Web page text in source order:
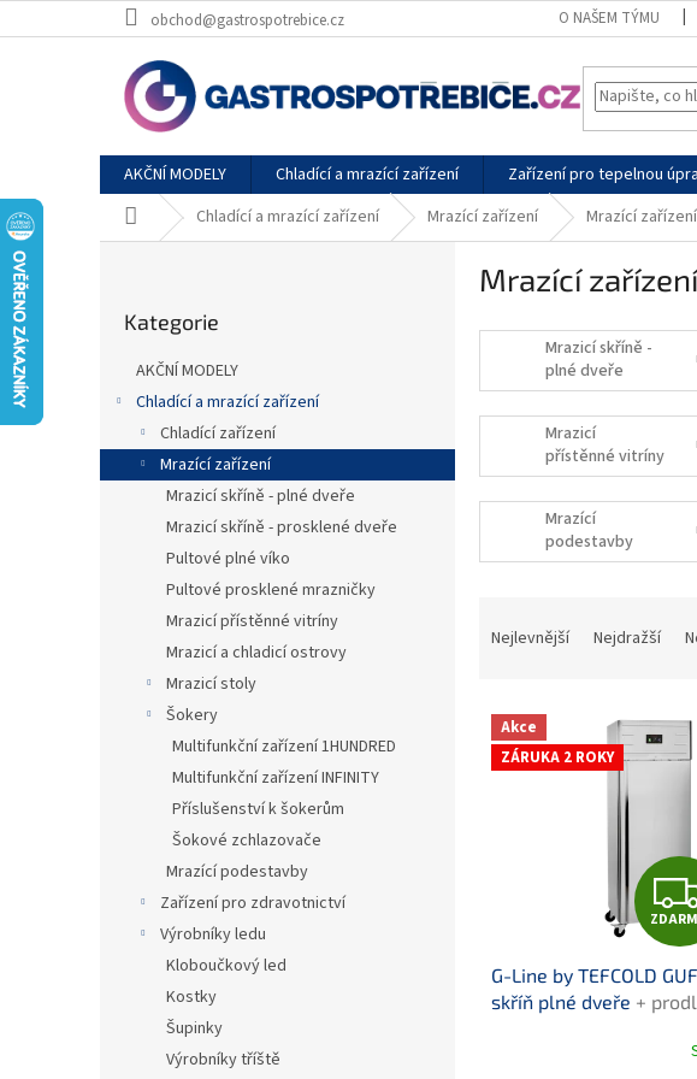
na
obchod@gastrospotrebice.cz O NAŠEM TÝMU
AKČNÍ MODELY Chladící a mrazící zařízení Zařízení pro tepelnou
Domů Chladící a mrazící zařízení Mrazící zařízení Mrazící
kategorie
Kategorie
AKČNÍ MODELY
Chladící a mrazící zařízení
Chladící zařízení
Mrazící zařízení
Mrazicí skříně - plné dveře
Mrazicí skříně - prosklené dveře
Pultové plné víko
Pultové prosklené mrazničky
Mrazicí přístěnné vitríny
Mrazicí a chladicí ostrovy
Mrazicí stoly
Šokery
Multifunkční zařízení 1HUNDRED
Multifunkční zařízení INFINITY
Příslušenství k šokerům
Šokové zchlazovače
Mrazící podestavby
Zařízení pro zdravotnictví
Výrobníky ledu
Kloboučkový led
Kostky
Šupinky
Výrobníky tříště
Mrazící
Mrazicí skříně -
plné dveře
Mrazicí
přístěnné vitríny
Mrazící
podestavby
n
p
Nejlevnější Nejdražší
V
p
Akce
ZÁRUKA 2 ROKY
G-Line by TEFCOLD
skříň plné dveře +